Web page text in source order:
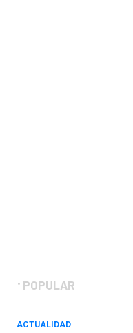
POPULAR
ACTUALIDAD